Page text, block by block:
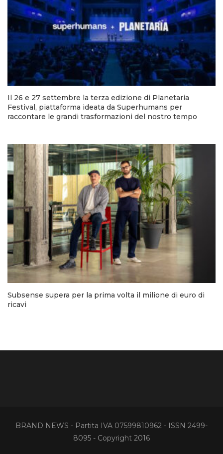
Il 26 e 27 settembre la terza edizione di Planetaria
Festival, piattaforma ideata da Superhumans per
raccontare le grandi trasformazioni del nostro tempo
Subsense supera per la prima volta il milione di euro di
ricavi
BRAND NEWS - Partita IVA 07599810962 - ISSN 2499-
8095 - Copyright 2016